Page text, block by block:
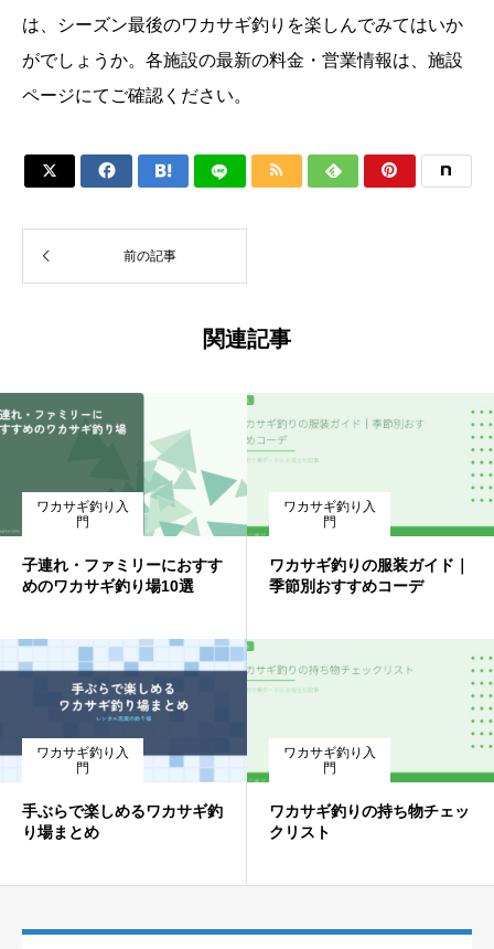
は、シーズン最後のワカサギ釣りを楽しんでみてはいか
がでしょうか。各施設の最新の料金・営業情報は、施設
ページにてご確認ください。
     
前の記事
関連記事
ワカサギ釣り入
門
子連れ・ファミリーにおすす
めのワカサギ釣り場10選
ワカサギ釣り入
門
ワカサギ釣りの服装ガイド｜
季節別おすすめコーデ
ワカサギ釣り入
門
手ぶらで楽しめるワカサギ釣
り場まとめ
ワカサギ釣り入
門
ワカサギ釣りの持ち物チェッ
クリスト